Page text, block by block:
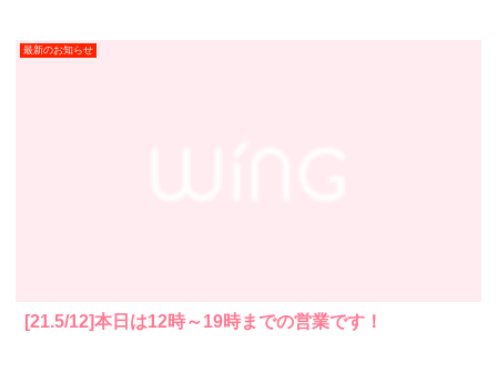
最新のお知らせ
[21.5/12]本日は12時～19時までの営業です！